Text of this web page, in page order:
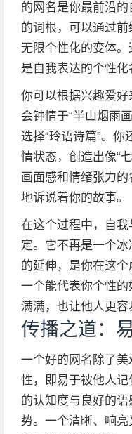
的网名是你最前沿的
的词根，可以通过
无限个性化的变体
是自我表达的个性化
你可以根据兴趣爱
会钟情于“半山烟雨
选择“玲语诗篇”。
情状态，创造出像“
画面感和情绪张力
地诉说着你的故事。
在这个过程中，自
定。它不再是一个
的延伸，是你在这个
一个能代表你个性
满满，也让他人更容
传播之道：
一个好的网名除了
性，即易于被他人记
的认知度与良好的
势。一个清晰、响